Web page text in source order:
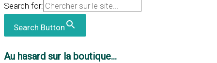
Search for:
Search Button
Au hasard sur la boutique...